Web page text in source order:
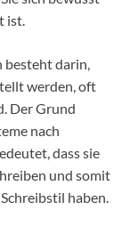
ist.
besteht darin,
werden, oft
Der Grund
nach
dass sie
und somit
haben.